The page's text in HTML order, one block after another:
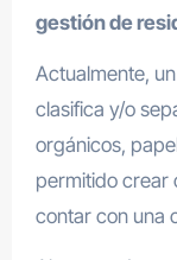
gestión de
Actualmente,
clasifica y/o
orgánicos,
permitido crear
contar con una